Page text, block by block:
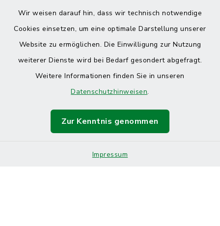
Wir weisen darauf hin, dass wir technisch notwendige
Cookies einsetzen, um eine optimale Darstellung unserer
Website zu ermöglichen. Die Einwilligung zur Nutzung
weiterer Dienste wird bei Bedarf gesondert abgefragt.
Weitere Informationen finden Sie in unseren
Datenschutzhinweisen.
Zur Kenntnis genommen
Impressum
Barrierefreiheit
Sitemap